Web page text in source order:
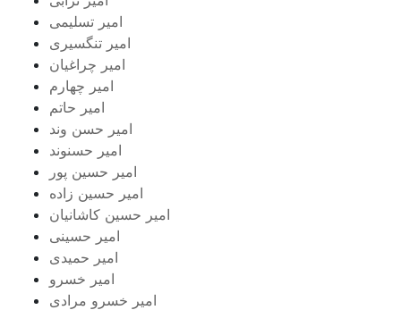
امیر تسلیمی
امیر تنگسیری
امیر چراغیان
امیر چهارم
امیر حاتم
امیر حسن وند
امیر حسنوند
امیر حسین پور
امیر حسین زاده
امیر حسین کاشانیان
امیر حسینی
امیر حمیدی
امیر خسرو
امیر خسرو مرادی